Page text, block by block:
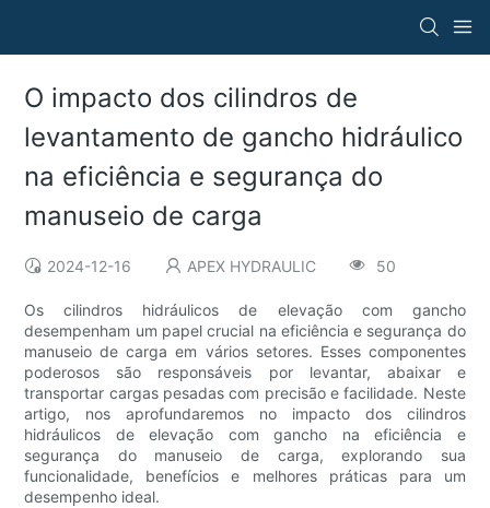
O impacto dos cilindros de
levantamento de gancho hidráulico
na eficiência e segurança do
manuseio de carga
2024-12-16 APEX HYDRAULIC 50
Os cilindros hidráulicos de elevação com gancho
desempenham um papel crucial na eficiência e segurança do
manuseio de carga em vários setores. Esses componentes
poderosos são responsáveis ​​por levantar, abaixar e
transportar cargas pesadas com precisão e facilidade. Neste
artigo, nos aprofundaremos no impacto dos cilindros
hidráulicos de elevação com gancho na eficiência e
segurança do manuseio de carga, explorando sua
funcionalidade, benefícios e melhores práticas para um
desempenho ideal.